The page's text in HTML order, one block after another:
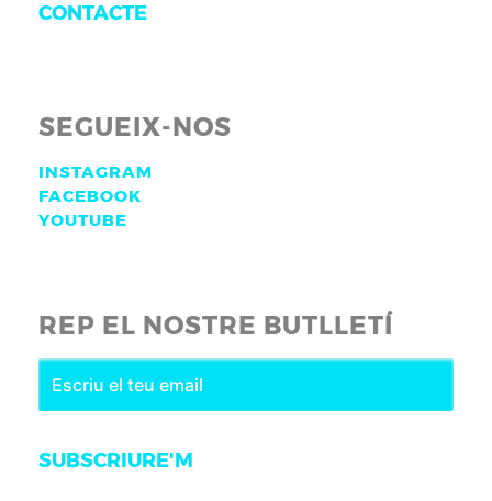
CONTACTE
SEGUEIX-NOS
INSTAGRAM
FACEBOOK
YOUTUBE
REP EL NOSTRE BUTLLETÍ
SUBSCRIURE'M